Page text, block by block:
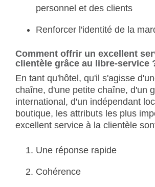
personnel et des clients
Renforcer l'identité de la
Comment offrir un excellent
clientèle grâce au libre-service
En tant qu'hôtel, qu'il s'agisse
chaîne, d'une petite chaîne, d'un
international, d'un indépendant
boutique, les attributs les plus
excellent service à la clientèle
Une réponse rapide
Cohérence